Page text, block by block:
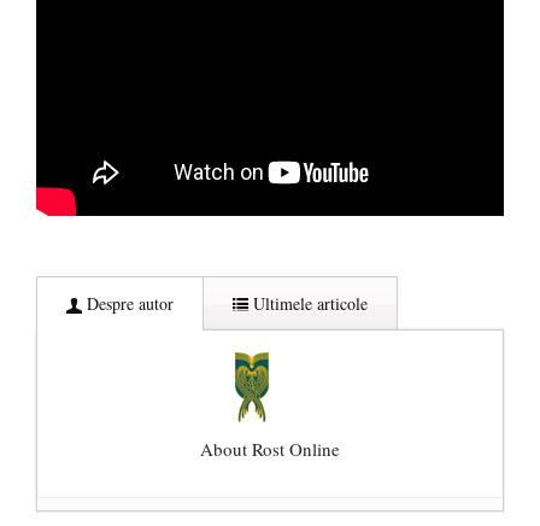
Despre autor Ultimele articole
About Rost Online